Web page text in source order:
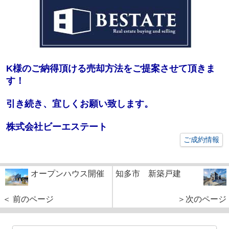
K様のご納得頂ける売却方法をご提案させて頂きま
す！
引き続き、宜しくお願い致します。
株式会社ビーエステート
ご成約情報
オープンハウス開催
＜ 前のページ
知多市 新築戸建
＞次のページ